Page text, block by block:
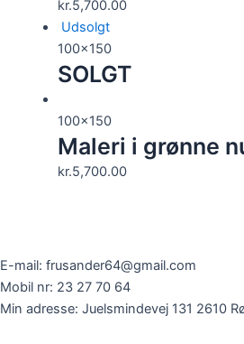
kr.5,700.00
Udsolgt
100x150
SOLGT
100x150
Maleri i grønne
kr.5,700.00
E-mail: frusander64@gmail.com
Mobil nr: 23 27 70 64
Min adresse: Juelsmindevej 131 2610